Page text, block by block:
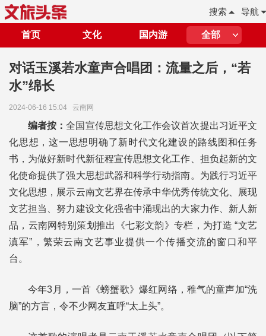
导航
搜索
首页 文化 国内游 全部
对话玉溪若水童声合唱团：流量之后，“若
水”绵长
2024-06-16 15:04 云南网
编者按：全国宣传思想文化工作会议首次提出习近平文
化思想，这一思想明确了新时代文化建设的路线图和任务
书，为做好新时代新征程宣传思想文化工作、担负起新的文
化使命提供了强大思想武器和科学行动指南。为践行习近平
文化思想，展示云南文艺界在传承中华优秀传统文化、展现
文艺担当、努力建设文化强省中涌现出的大家力作、新人新
品，云南网特别策划推出《七彩文韵》专栏，为打造 “文艺
滇军”，繁荣云南文艺事业提供一个传播交流的窗口和平
台。
今年3月，一首《螃蟹歌》爆红网络，稚气的童声加“洗
脑”的方言，令不少网友直呼“太上头”。